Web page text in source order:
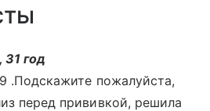
год
.Подскажите пожалуйста,
перед прививкой, решила